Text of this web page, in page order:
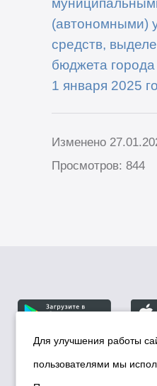
(автономными)
средств,
бюджета
1 января 2025
Изменено
Просмотров: 844
© Департамент
города Новосибирска,
Для улучшения работы
пользователями мы